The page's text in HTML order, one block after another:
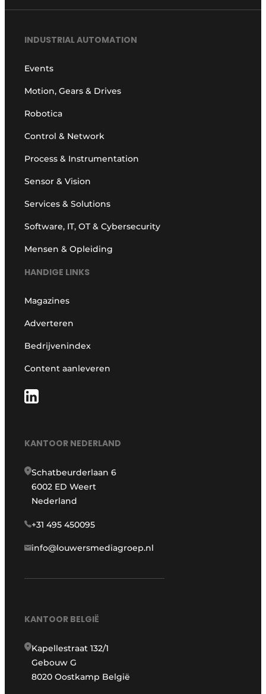
INDUSTRIAL AUTOMATION
Events
Motion, Gears & Drives
Robotica
Control & Network
Process & Instrumentation
Sensor & Vision
Services & Solutions
Software, IT, OT & Cybersecurity
Mensen & Opleiding
HANDIGE LINKS
Magazines
Adverteren
Bedrijvenindex
Content aanleveren
KANTOOR NEDERLAND
Schatbeurderlaan 6
6002 ED Weert
Nederland
+31 495 450095
info@louwersmediagroep.nl
KANTOOR BELGIË
Kapellestraat 132/1
Gebouw G
8020 Oostkamp België